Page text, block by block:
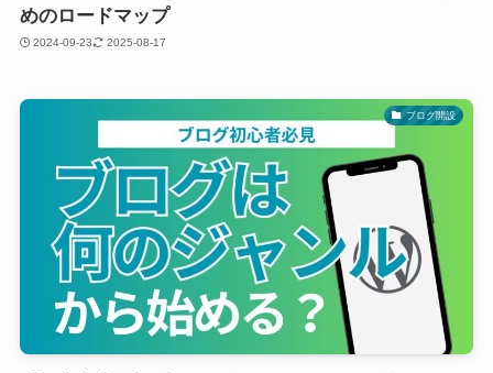
めのロードマップ
2024-09-23 2025-08-17
ブログ開設